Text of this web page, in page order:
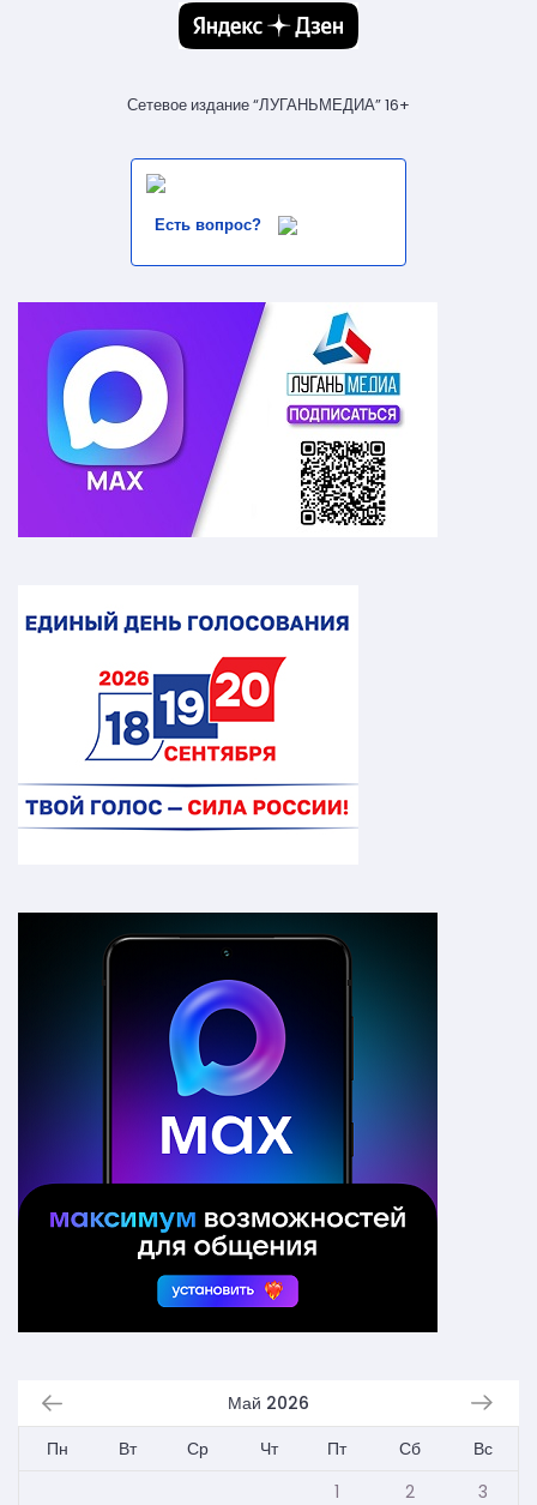
Сетевое издание “ЛУГАНЬМЕДИА” 16+
Есть вопрос?
Май 2026
Пн
Вт Ср Чт Пт Сб
Вс
1
2
3